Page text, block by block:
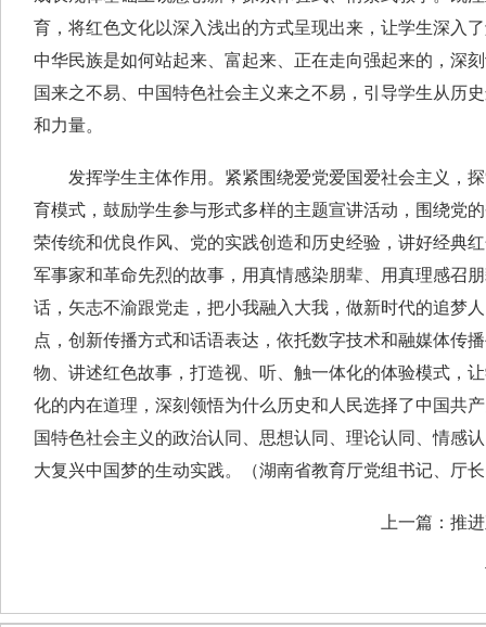
育，将红色文化以深入浅出的方式呈现出来，让学生深入
中华民族是如何站起来、富起来、正在走向强起来的，深
国来之不易、中国特色社会主义来之不易，引导学生从历
和力量。
发挥学生主体作用。紧紧围绕爱党爱国爱社会主义，探
育模式，鼓励学生参与形式多样的主题宣讲活动，围绕党
荣传统和优良作风、党的实践创造和历史经验，讲好经典
军事家和革命先烈的故事，用真情感染朋辈、用真理感召
话，矢志不渝跟党走，把小我融入大我，做新时代的追梦
点，创新传播方式和话语表达，依托数字技术和融媒体传
物、讲述红色故事，打造视、听、触一体化的体验模式，
化的内在道理，深刻领悟为什么历史和人民选择了中国共
国特色社会主义的政治认同、思想认同、理论认同、情感
大复兴中国梦的生动实践。（湖南省教育厅党组书记、厅
上一篇： 推